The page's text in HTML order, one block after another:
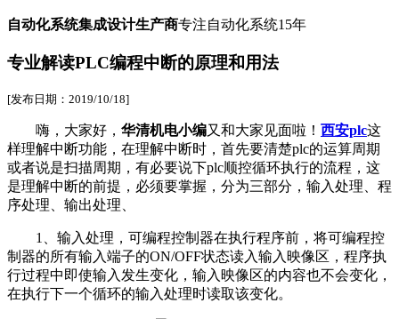
自动化系统集成设计生产商专注自动化系统15年
专业解读PLC编程中断的原理和用法
[发布日期：2019/10/18]
嗨，大家好， 华清机电小编又和大家见面啦！ 西安plc这
样理解中断功能，在理解中断时，首先要清楚plc的运算周期
或者说是扫描周期，有必要说下plc顺控循环执行的流程，这
是理解中断的前提，必须要掌握，分为三部分，输入处理、程
序处理、输出处理、
1、输入处理，可编程控制器在执行程序前，将可编程控
制器的所有输入端子的ON/OFF状态读入输入映像区，程序执
行过程中即使输入发生变化，输入映像区的内容也不会变化，
在执行下一个循环的输入处理时读取该变化。